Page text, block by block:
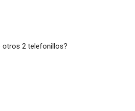
otros 2 telefonillos?